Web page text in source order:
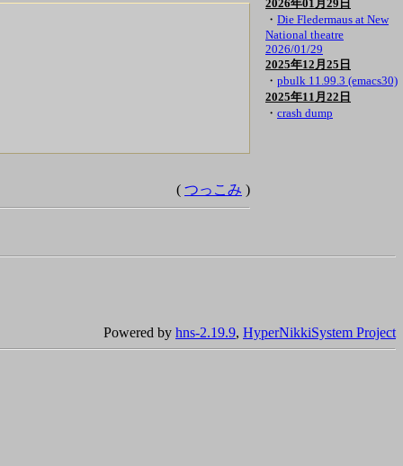
( つっこみ )
2026年01月29日
・ Die Fledermaus at New
National theatre
2026/01/29
2025年12月25日
・ pbulk 11.99.3 (emacs30)
2025年11月22日
・ crash dump
Powered by hns-2.19.9, HyperNikkiSystem Project